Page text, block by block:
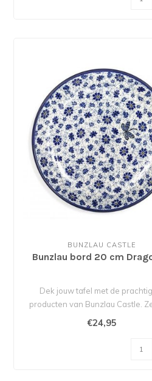
BUNZLAU CASTLE
Bunzlau bord 20 cm
Dek jouw tafel met de
producten van Bunzlau Castle.
zelf: di..
€24,95